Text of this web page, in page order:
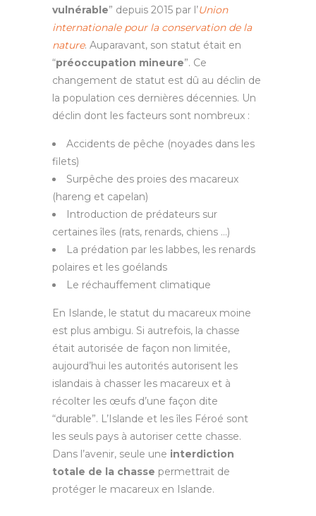
vulnérable” depuis 2015 par l’Union
internationale pour la conservation de la
nature. Auparavant, son statut était en
“préoccupation mineure”. Ce
changement de statut est dû au déclin de
la population ces dernières décennies. Un
déclin dont les facteurs sont nombreux :
Accidents de pêche (noyades dans les
filets)
Surpêche des proies des macareux
(hareng et capelan)
Introduction de prédateurs sur
certaines îles (rats, renards, chiens …)
La prédation par les labbes, les renards
polaires et les goélands
Le réchauffement climatique
En Islande, le statut du macareux moine
est plus ambigu. Si autrefois, la chasse
était autorisée de façon non limitée,
aujourd’hui les autorités autorisent les
islandais à chasser les macareux et à
récolter les œufs d’une façon dite
“durable”. L’Islande et les îles Féroé sont
les seuls pays à autoriser cette chasse.
Dans l’avenir, seule une interdiction
totale de la chasse permettrait de
protéger le macareux en Islande.